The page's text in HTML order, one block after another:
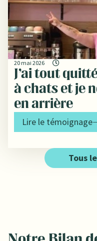
20 mai 2026
J’ai tout
à chats et je
en arrière
Lire le témoignage
Tous